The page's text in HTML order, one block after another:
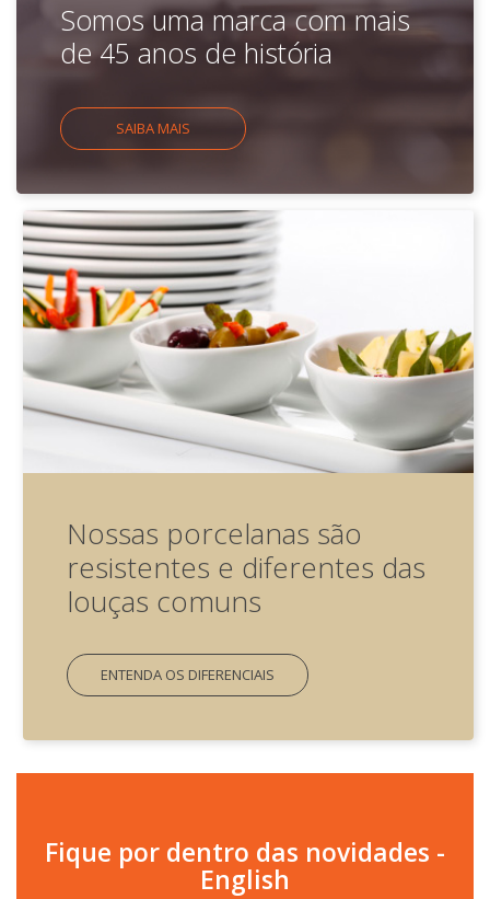
Somos uma marca com mais
de 45 anos de história
SAIBA MAIS
Nossas porcelanas são
resistentes e diferentes das
louças comuns
ENTENDA OS DIFERENCIAIS
Fique por dentro das novidades -
English